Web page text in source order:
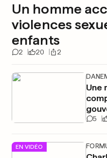
Un homme
violences
enfants
2 20 2
Une
5
EN VIDÉO